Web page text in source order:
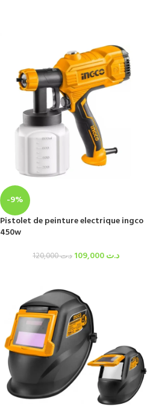
-9%
Pistolet de peinture electrique ingco
450w
د.ت120,000 د.ت